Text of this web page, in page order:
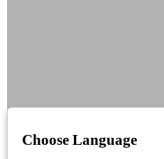
Choose Language